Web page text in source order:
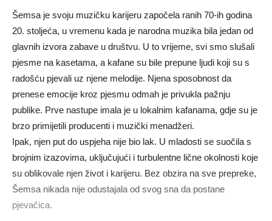
Šemsa je svoju muzičku karijeru započela ranih 70-ih godina
20. stoljeća, u vremenu kada je narodna muzika bila jedan od
glavnih izvora zabave u društvu. U to vrijeme, svi smo slušali
pjesme na kasetama, a kafane su bile prepune ljudi koji su s
radošću pjevali uz njene melodije. Njena sposobnost da
prenese emocije kroz pjesmu odmah je privukla pažnju
publike. Prve nastupe imala je u lokalnim kafanama, gdje su je
brzo primijetili producenti i muzički menadžeri.
Ipak, njen put do uspjeha nije bio lak. U mladosti se suočila s
brojnim izazovima, uključujući i turbulentne lične okolnosti koje
su oblikovale njen život i karijeru. Bez obzira na sve prepreke,
Šemsa nikada nije odustajala od svog sna da postane
pjevačica.